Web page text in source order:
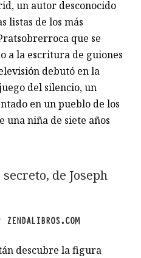
un autor desconocido
listas de los más
que se
a la escritura de guiones
debutó en la
del silencio, un
en un pueblo de los
una niña de siete años
de Joseph
ZENDALIBROS.COM
descubre la figura